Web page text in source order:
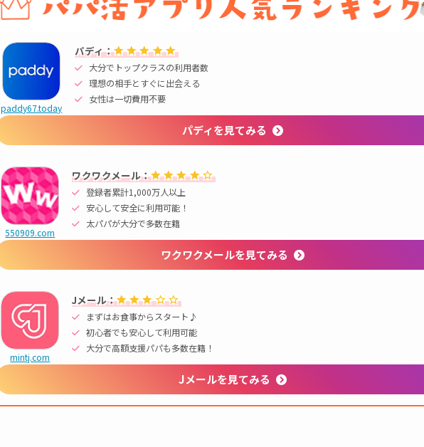
paddy67.today
パディ：
大分でトップクラスの利用者数
理想の相手とすぐに出会える
女性は一切費用不要
パディを見てみる
550909.com
ワクワクメール：
登録者累計1,000万人以上
安心して安全に利用可能！
太パパが大分で多数在籍
ワクワクメールを見てみる
mintj.com
Jメール：
まずはお食事からスタート♪
初心者でも安心して利用可能
大分で高額支援パパも多数在籍！
Jメールを見てみる